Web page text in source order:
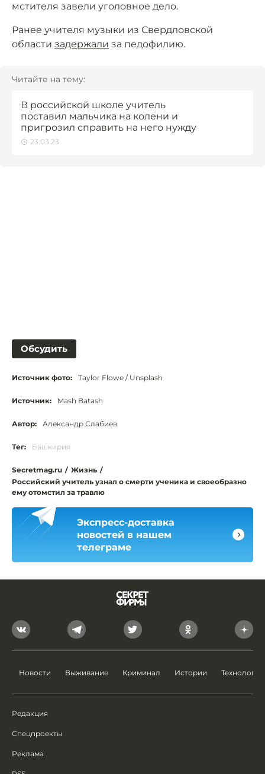
мстителя завели уголовное дело.
Ранее учителя музыки из Свердловской
области задержали за педофилию.
Читайте на тему:
В российской школе учитель
поставил мальчика на колени и
пригрозил справить на него нужду
23.03.23
Обсудить
Источник фото: Taylor Flowe / Unsplash
Источник: Mash Batash
Автор: Александр Слабиев
Тег: Башкирия
Secretmag.ru / Жизнь /
Российский учитель узнал о смерти ученика и своеобразно
ему отомстил за травлю
Экспресс-доставка
новостей в нашем
телеграме
Новости Выживание Криминал Истории Технологии
Редакция
Спецпроекты
Реклама